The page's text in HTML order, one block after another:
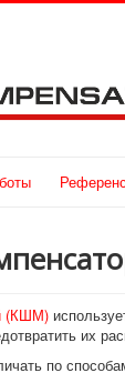
(КШМ)
их
по